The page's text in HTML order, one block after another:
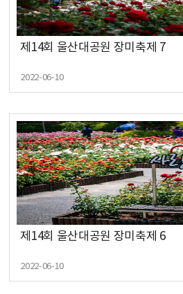
제14회 울산대공원 장미축제 7
2022-06-10
제14회 울산대공원 장미축제 6
2022-06-10